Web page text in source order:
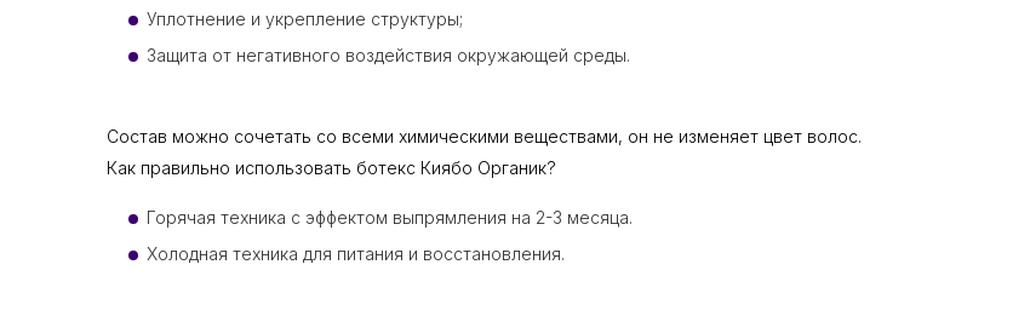
Уплотнение и укрепление структуры;
Защита от негативного воздействия окружающей среды.
Состав можно сочетать со всеми химическими веществами, он не изменяет цвет волос.
Как правильно использовать ботекс Киябо Органик?
Горячая техника с эффектом выпрямления на 2-3 месяца.
Холодная техника для питания и восстановления.